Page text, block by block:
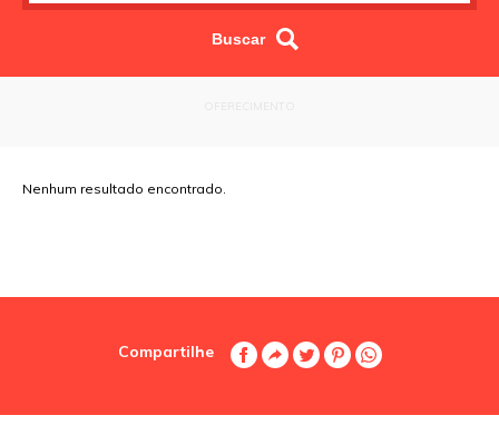
Nenhum resultado encontrado.
Compartilhe